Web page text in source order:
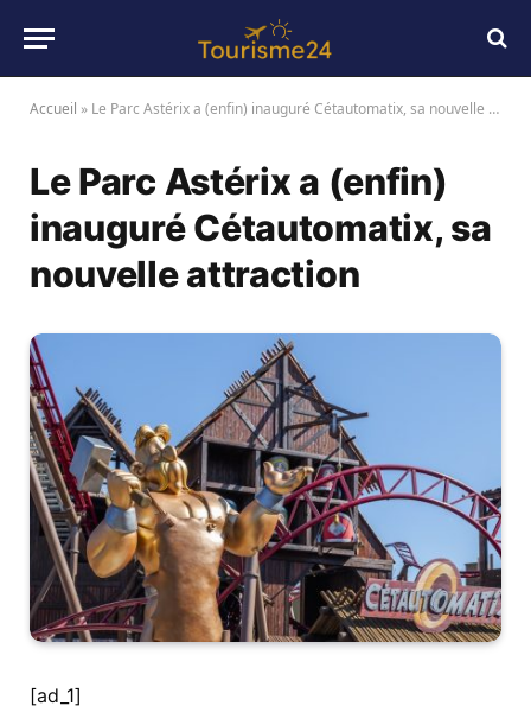
Accueil » Le Parc Astérix a (enfin) inauguré Cétautomatix, sa nouvelle attraction
Le Parc Astérix a (enfin)
inauguré Cétautomatix, sa
nouvelle attraction
[ad_1]